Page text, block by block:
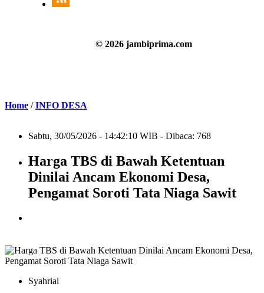
© 2026 jambiprima.com
Home /INFO DESA
Sabtu, 30/05/2026 - 14:42:10 WIB - Dibaca: 768
Harga TBS di Bawah Ketentuan
Dinilai Ancam Ekonomi Desa,
Pengamat Soroti Tata Niaga Sawit
Syahrial